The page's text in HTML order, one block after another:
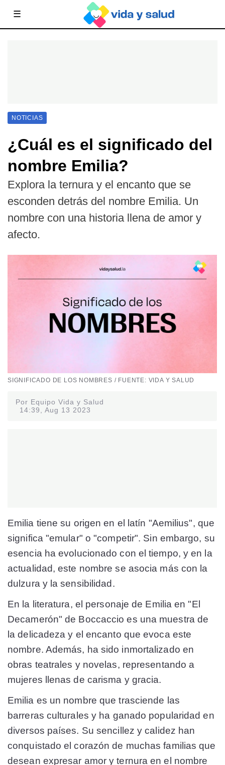
☰
NOTICIAS
¿Cuál es el significado del
nombre Emilia?
Explora la ternura y el encanto que se
esconden detrás del nombre Emilia. Un
nombre con una historia llena de amor y
afecto.
SIGNIFICADO DE LOS NOMBRES / FUENTE: VIDA Y SALUD
Por Equipo Vida y Salud
14:39, Aug 13 2023
Emilia tiene su origen en el latín "Aemilius", que
significa "emular" o "competir". Sin embargo, su
esencia ha evolucionado con el tiempo, y en la
actualidad, este nombre se asocia más con la
dulzura y la sensibilidad.
En la literatura, el personaje de Emilia en "El
Decamerón" de Boccaccio es una muestra de
la delicadeza y el encanto que evoca este
nombre. Además, ha sido inmortalizado en
obras teatrales y novelas, representando a
mujeres llenas de carisma y gracia.
Emilia es un nombre que trasciende las
barreras culturales y ha ganado popularidad en
diversos países. Su sencillez y calidez han
conquistado el corazón de muchas familias que
desean expresar amor y ternura en el nombre